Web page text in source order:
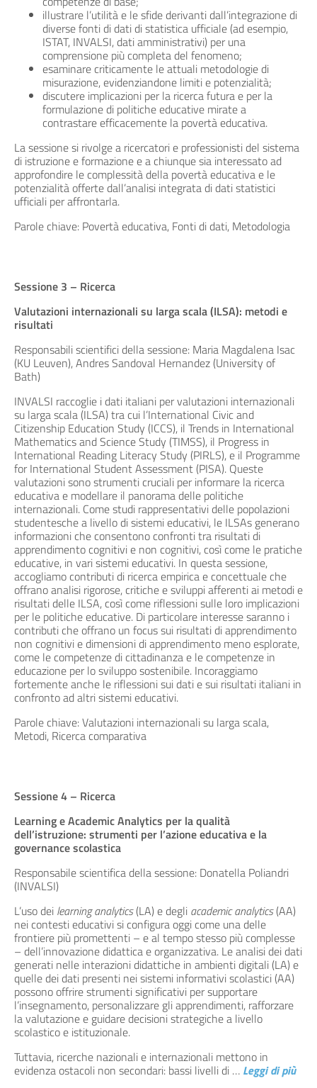
illustrare l’utilità e le sfide derivanti dall’integrazione di
diverse fonti di dati di statistica ufficiale (ad esempio,
ISTAT, INVALSI, dati amministrativi) per una
comprensione più completa del fenomeno;
esaminare criticamente le attuali metodologie di
misurazione, evidenziandone limiti e potenzialità;
discutere implicazioni per la ricerca futura e per la
formulazione di politiche educative mirate a
contrastare efficacemente la povertà educativa.
La sessione si rivolge a ricercatori e professionisti del sistema
di istruzione e formazione e a chiunque sia interessato ad
approfondire le complessità della povertà educativa e le
potenzialità offerte dall’analisi integrata di dati statistici
ufficiali per affrontarla.
Parole chiave: Povertà educativa, Fonti di dati, Metodologia
Sessione 3 – Ricerca
Valutazioni internazionali su larga scala (ILSA): metodi e
risultati
Responsabili scientifici della sessione: Maria Magdalena Isac
(KU Leuven), Andres Sandoval Hernandez (University of
Bath)
INVALSI raccoglie i dati italiani per valutazioni internazionali
su larga scala (ILSA) tra cui l’International Civic and
Citizenship Education Study (ICCS), il Trends in International
Mathematics and Science Study (TIMSS), il Progress in
International Reading Literacy Study (PIRLS), e il Programme
for International Student Assessment (PISA). Queste
valutazioni sono strumenti cruciali per informare la ricerca
educativa e modellare il panorama delle politiche
internazionali. Come studi rappresentativi delle popolazioni
studentesche a livello di sistemi educativi, le ILSAs generano
informazioni che consentono confronti tra risultati di
apprendimento cognitivi e non cognitivi, così come le pratiche
educative, in vari sistemi educativi. In questa sessione,
accogliamo contributi di ricerca empirica e concettuale che
offrano analisi rigorose, critiche e sviluppi afferenti ai metodi e
risultati delle ILSA, così come riflessioni sulle loro implicazioni
per le politiche educative. Di particolare interesse saranno i
contributi che offrano un focus sui risultati di apprendimento
non cognitivi e dimensioni di apprendimento meno esplorate,
come le competenze di cittadinanza e le competenze in
educazione per lo sviluppo sostenibile. Incoraggiamo
fortemente anche le riflessioni sui dati e sui risultati italiani in
confronto ad altri sistemi educativi.
Parole chiave: Valutazioni internazionali su larga scala,
Metodi, Ricerca comparativa
Sessione 4 – Ricerca
Learning e Academic Analytics per la qualità
dell’istruzione: strumenti per l’azione educativa e la
governance scolastica
Responsabile scientifica della sessione: Donatella Poliandri
(INVALSI)
L’uso dei learning analytics(LA) e degli academic analytics(AA)
nei contesti educativi si configura oggi come una delle
frontiere più promettenti – e al tempo stesso più complesse
– dell’innovazione didattica e organizzativa. Le analisi dei dati
generati nelle interazioni didattiche in ambienti digitali (LA) e
quelle dei dati presenti nei sistemi informativi scolastici (AA)
possono offrire strumenti significativi per supportare
l’insegnamento, personalizzare gli apprendimenti, rafforzare
la valutazione e guidare decisioni strategiche a livello
scolastico e istituzionale.
Tuttavia, ricerche nazionali e internazionali mettono in
evidenza ostacoli non secondari: bassi livelli di … Leggi di più